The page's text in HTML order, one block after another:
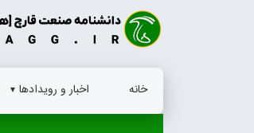
خانه اخبار و رویدادها